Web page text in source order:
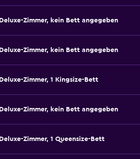
Deluxe-Zimmer, kein Bett angegeben
Deluxe-Zimmer, kein Bett angegeben
Deluxe-Zimmer, 1 Kingsize-Bett
Deluxe-Zimmer, kein Bett angegeben
Deluxe-Zimmer, 1 Queensize-Bett